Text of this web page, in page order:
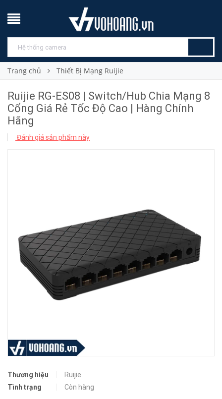
Trang chủ Thiết Bị Mạng Ruijie
Ruijie RG-ES08 | Switch/Hub Chia Mạng 8
Cổng Giá Rẻ Tốc Độ Cao | Hàng Chính
Hãng
Đánh giá sản phẩm này
Thương hiệu
Ruijie
Tình trạng
Còn hàng